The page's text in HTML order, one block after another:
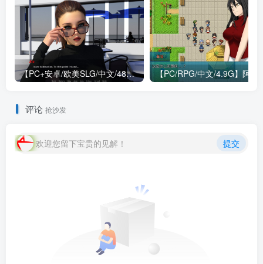
【PC+安卓/欧美SLG/中文/484M】我们迷路了 We Are Lost V1.0 STEAM官方中文版
评论 抢沙发
欢迎您留下宝贵的见解！ 提交